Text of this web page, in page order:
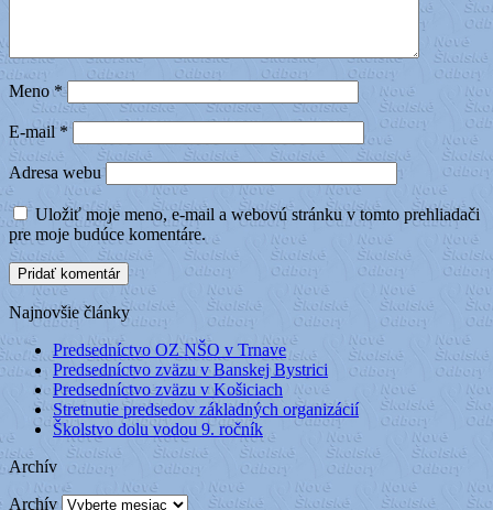
Meno*
E-mail *
Adresa webu
Uložiť moje meno, e-mail a webovú stránku v tomto prehliadači
pre moje budúce komentáre.
Najnovšie články
Predsedníctvo OZ NŠO v Trnave
Predsedníctvo zväzu v Banskej Bystrici
Predsedníctvo zväzu v Košiciach
Stretnutie predsedov základných organizácií
Školstvo dolu vodou 9. ročník
Archív
Archív